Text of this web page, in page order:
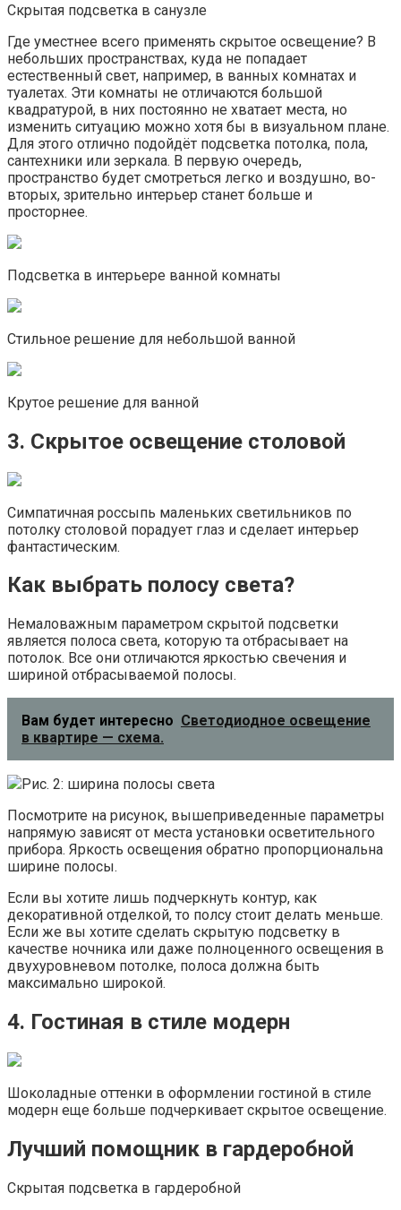
Скрытая подсветка в санузле
Где уместнее всего применять скрытое освещение? В
небольших пространствах, куда не попадает
естественный свет, например, в ванных комнатах и
туалетах. Эти комнаты не отличаются большой
квадратурой, в них постоянно не хватает места, но
изменить ситуацию можно хотя бы в визуальном плане.
Для этого отлично подойдёт подсветка потолка, пола,
сантехники или зеркала. В первую очередь,
пространство будет смотреться легко и воздушно, во-
вторых, зрительно интерьер станет больше и
просторнее.
Подсветка в интерьере ванной комнаты
Стильное решение для небольшой ванной
Крутое решение для ванной
3. Скрытое освещение столовой
Симпатичная россыпь маленьких светильников по
потолку столовой порадует глаз и сделает интерьер
фантастическим.
Как выбрать полосу света?
Немаловажным параметром скрытой подсветки
является полоса света, которую та отбрасывает на
потолок. Все они отличаются яркостью свечения и
шириной отбрасываемой полосы.
Вам будет интересно Светодиодное освещение
в квартире — схема.
Рис. 2: ширина полосы света
Посмотрите на рисунок, вышеприведенные параметры
напрямую зависят от места установки осветительного
прибора. Яркость освещения обратно пропорциональна
ширине полосы.
Если вы хотите лишь подчеркнуть контур, как
декоративной отделкой, то полсу стоит делать меньше.
Если же вы хотите сделать скрытую подсветку в
качестве ночника или даже полноценного освещения в
двухуровневом потолке, полоса должна быть
максимально широкой.
4. Гостиная в стиле модерн
Шоколадные оттенки в оформлении гостиной в стиле
модерн еще больше подчеркивает скрытое освещение.
Лучший помощник в гардеробной
Скрытая подсветка в гардеробной